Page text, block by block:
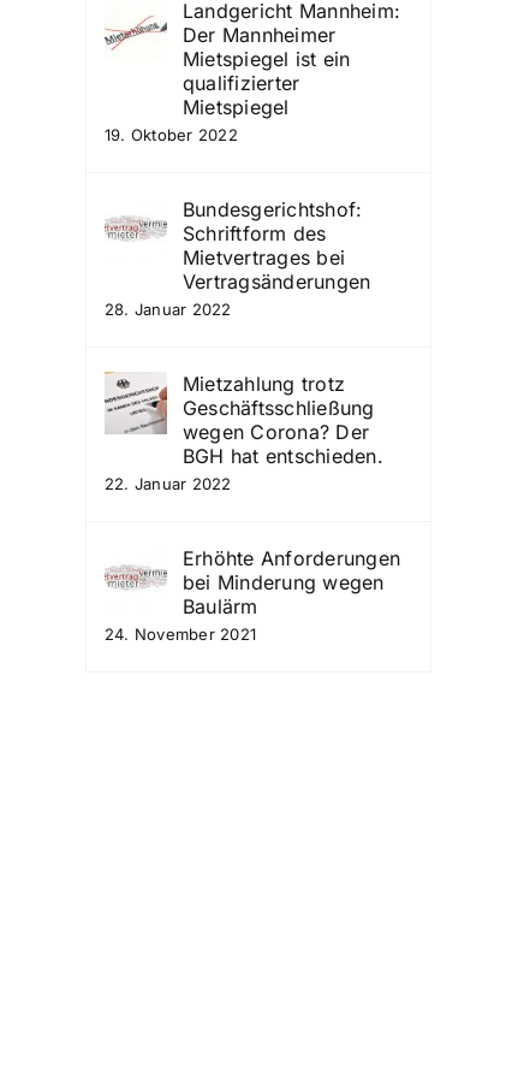
Landgericht Mannheim:
Der Mannheimer
Mietspiegel ist ein
qualifizierter
Mietspiegel
19. Oktober 2022
Bundesgerichtshof:
Schriftform des
Mietvertrages bei
Vertragsänderungen
28. Januar 2022
Mietzahlung trotz
Geschäftsschließung
wegen Corona? Der
BGH hat entschieden.
22. Januar 2022
Erhöhte Anforderungen
bei Minderung wegen
Baulärm
24. November 2021